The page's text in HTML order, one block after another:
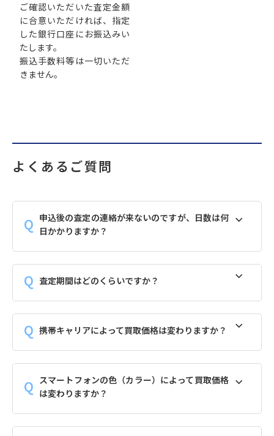
ご確認いただいた査定金額
に合意いただければ、指定
した銀行口座にお振込みい
たします。
振込手数料等は一切いただ
きません。
よくあるご質問
申込後の査定の連絡が来ないのですが、日数は何
日かかりますか？
査定期間はどのくらいですか？
携帯キャリアによって買取価格は変わりますか？
スマートフォンの色（カラー）によって買取価格
は変わりますか？